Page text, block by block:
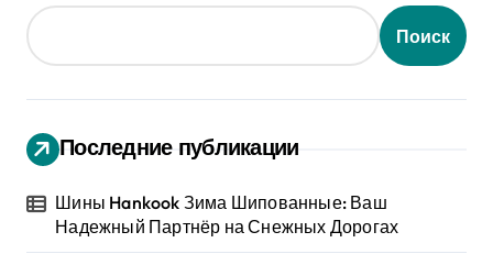
Поиск
Последние публикации
Шины Hankook Зима Шипованные: Ваш
Надежный Партнёр на Снежных Дорогах